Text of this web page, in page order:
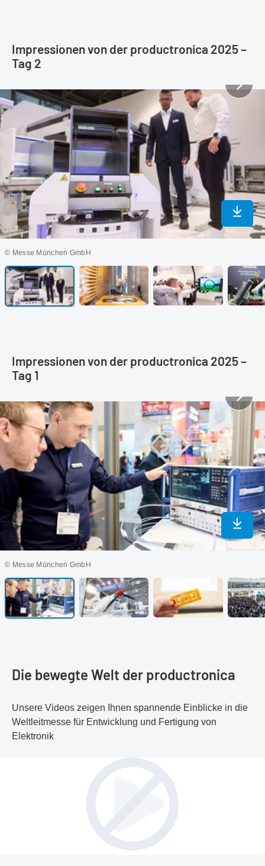
Impressionen von der productronica 2025 –
Tag 2
In
© Messe München GmbH
Impressionen von der productronica 2025 –
Tag 1
In
© Messe München GmbH
Die bewegte Welt der productronica
Unsere Videos zeigen Ihnen spannende Einblicke in die
Weltleitmesse für Entwicklung und Fertigung von
Elektronik